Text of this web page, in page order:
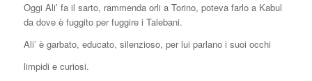
Oggi Ali’ fa il sarto, rammenda orli a Torino, poteva farlo a Kabul
da dove è fuggito per fuggire i Talebani.
Ali’ è garbato, educato, silenzioso, per lui parlano i suoi occhi
limpidi e curiosi.